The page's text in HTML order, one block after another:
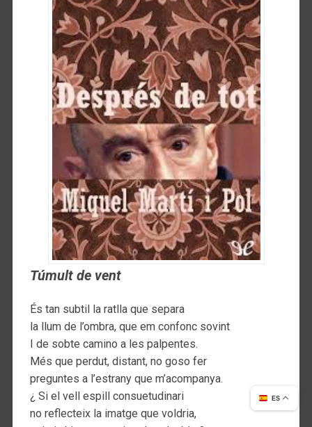
Túmult de vent
És tan subtil la ratlla que separa
la llum de l’ombra, que em confonc sovint
I de sobte camino a les palpentes.
Més que perdut, distant, no goso fer
preguntes a l’estrany que m’acompanya.
¿ Si el vell espill consuetudinari
no reflecteix la imatge que voldria,
ES